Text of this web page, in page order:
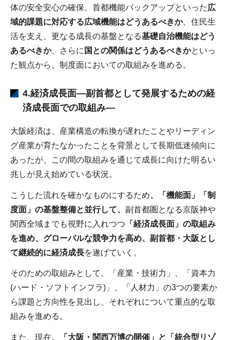
体の安全安心の確保、首都機能バックアップといった広
域的課題に対応する広域機能はどうあるべきか、住民生
活を支え、更なる成長の基盤となる基礎自治機能はどう
あるべきか、さらに 国との関係はどうあるべきかといっ
た観点から、制度面においての取組みを進める。
4.経済成長面―副首都として発展するための経
済成長面での取組み―
大阪経済は、産業構造の転換が遅れたことやリーディン
グ産業が育たなかったことを背景として長期低迷傾向に
あったが、この間の取組みを通じて成長に向けた明るい
兆しが見え始めている状況。
こうした流れを確かなものにするため、「機能面」「制
度面」の基盤整備と並行して、 副首都圏となる京阪神や
関西全域までも視野に入れつつ 「経済成長面」の取組み
を進め、グローバルな競争力を高め、副首都・大阪とし
て継続的に経済成長を遂げていく。
そのための取組みとして、「産業・技術力」、「資本力
(ハード・ソフトインフラ)」、「人材力」の3つの要素か
ら課題と方向性を見出し、それぞれについて重点的な取
組みを進める。
また、現在、「大阪・関西万博の開催」と「統合型リゾ